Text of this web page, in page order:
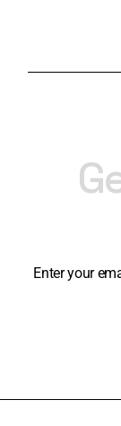
Enter your